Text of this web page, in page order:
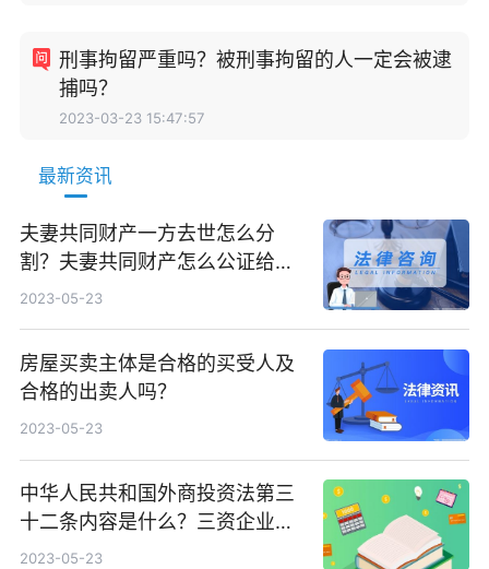
刑事拘留严重吗？被刑事拘留的人一定会被逮
捕吗？
2023-03-23 15:47:57
最新资讯
夫妻共同财产一方去世怎么分
割？夫妻共同财产怎么公证给一
方？
2023-05-23
房屋买卖主体是合格的买受人及
合格的出卖人吗？
2023-05-23
中华人民共和国外商投资法第三
十二条内容是什么？三资企业是
指什么内容？
2023-05-23